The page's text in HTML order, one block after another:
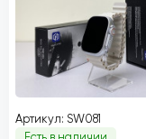
Артикул: SW081